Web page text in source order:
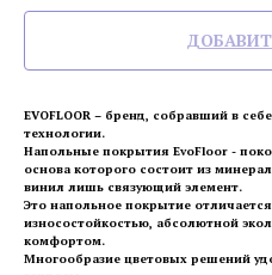
EVOFLOOR – бренд, собравший в
технологии.
Напольные покрытия EvoFloor -
основа которого состоит из
винил лишь связующий элемент.
Это напольное покрытие
износостойкостью, абсолютной
комфортом.
Многообразие цветовых решений